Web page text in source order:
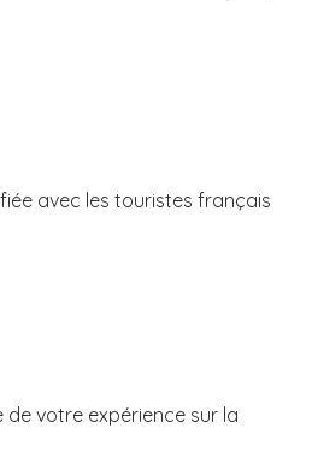
avec les touristes français
de votre expérience sur la